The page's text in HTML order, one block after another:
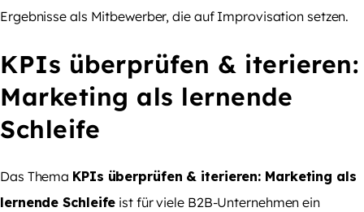
Ergebnisse als Mitbewerber, die auf Improvisation setzen.
KPIs überprüfen & iterieren:
Marketing als lernende
Schleife
Das Thema KPIs überprüfen & iterieren: Marketing als
lernende Schleife ist für viele B2B-Unternehmen ein